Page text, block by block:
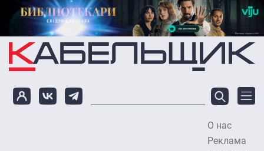
Перейти к основному содержанию
О нас
Реклама